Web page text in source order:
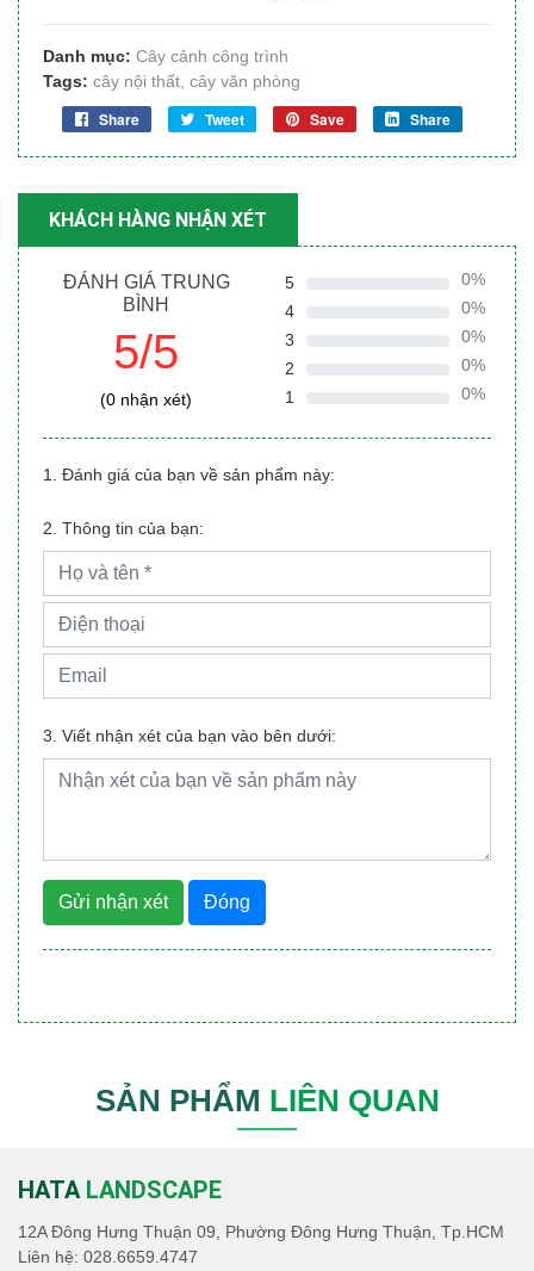
Danh mục: Cây cảnh công trình
Tags: cây nội thất, cây văn phòng
Share Tweet Save Share
KHÁCH HÀNG NHẬN XÉT
ĐÁNH GIÁ TRUNG
BÌNH
5/5
(0 nhận xét)
5
0%
4
0%
3
0%
2
0%
1
0%
1. Đánh giá của bạn về sản phẩm này:
2. Thông tin của bạn:
3. Viết nhận xét của bạn vào bên dưới:
Gửi nhận xét Đóng
SẢN PHẨM LIÊN QUAN
HATA LANDSCAPE
12A Đông Hưng Thuận 09, Phường Đông Hưng Thuận, Tp.HCM
Liên hệ: 028.6659.4747